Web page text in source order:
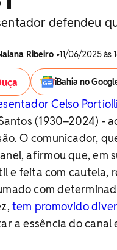
defendeu
Ribeiro •11/06/2025 às
iBahia no
Celso Portiolli
(1930–2024) -
O comunicador,
afirmou que, em
e feita com cautela,
com
tem promovido
a essência do